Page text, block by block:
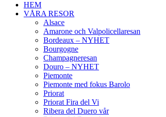
HEM
VÅRA RESOR
Alsace
Amarone och Valpolicellaresan
Bordeaux – NYHET
Bourgogne
Champagneresan
Douro – NYHET
Piemonte
Piemonte med fokus Barolo
Priorat
Priorat Fira del Vi
Ribera del Duero vår